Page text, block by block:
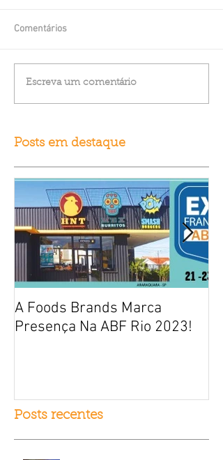
Comentários
Escreva um comentário
Posts em destaque
A Foods Brands Marca
Presença Na ABF Rio 2023!
Posts recentes